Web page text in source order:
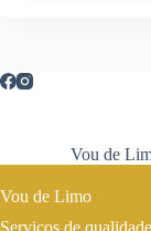
Vou de
Vou de Limo
Serviços de